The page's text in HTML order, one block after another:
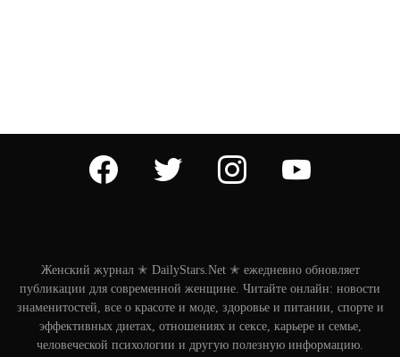
facebook twitter instagram youtube
Женский журнал ✭ DailyStars.Net ✭ ежедневно обновляет
публикации для современной женщине. Читайте онлайн: новости
знаменитостей, все о красоте и моде, здоровье и питании, спорте и
эффективных диетах, отношениях и сексе, карьере и семье,
человеческой психологии и другую полезную информацию.